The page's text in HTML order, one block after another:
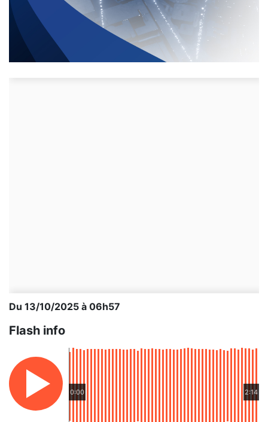
Du 13/10/2025 à 06h57
Flash info
0:00 2:14